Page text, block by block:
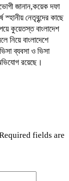
জানান,কয়েক দফা
স্হানীয় নেতৃবৃন্দের কাছে
কুয়েতস্ত বাংলাদেশ
বাংলাদেশে
ব্যবসা ও ভিসা
রয়েছে।
fields are